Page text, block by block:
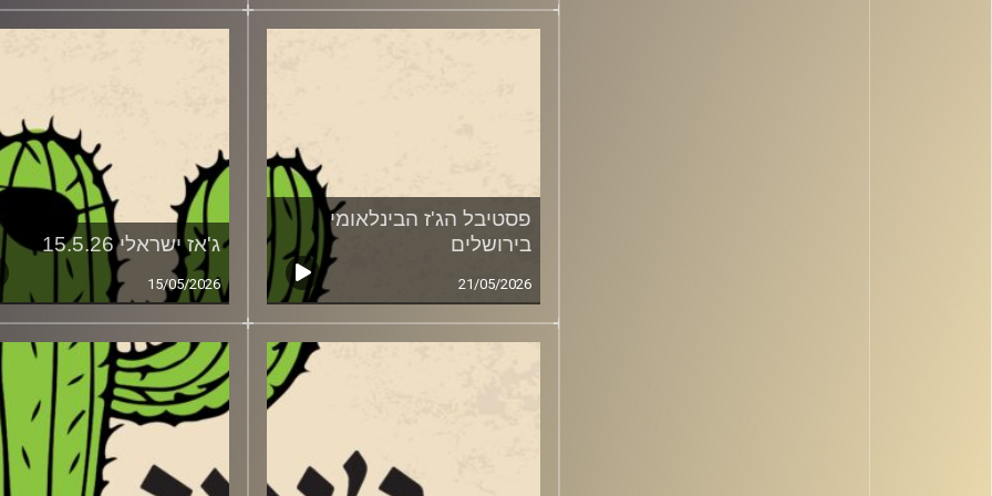
פסטיבל הג'ז הבינלאומי
בירושלים
21/05/2026
ג'אז ישראלי 15.5.26
15/05/2026